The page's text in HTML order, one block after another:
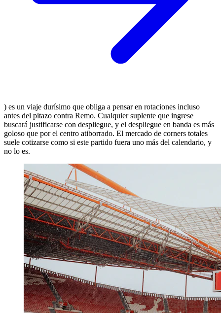
) es un viaje durísimo que obliga a pensar en rotaciones incluso
antes del pitazo contra Remo. Cualquier suplente que ingrese
buscará justificarse con despliegue, y el despliegue en banda es más
goloso que por el centro atiborrado. El mercado de corners totales
suele cotizarse como si este partido fuera uno más del calendario, y
no lo es.